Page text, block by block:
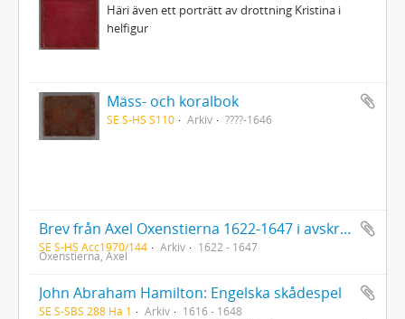
Häri även ett porträtt av drottning Kristina i
helfigur
Mäss- och koralbok
SE S-HS S110 Arkiv ????-1646
Brev från Axel Oxenstierna 1622-1647 i avskrifter av J. A. Stochau för N. R. Brocmans räkning
SE S-HS Acc1970/144 Arkiv 1622 - 1647
Oxenstierna, Axel
John Abraham Hamilton: Engelska skådespel
SE S-SBS 288 Ha 1 Arkiv 1616 - 1648